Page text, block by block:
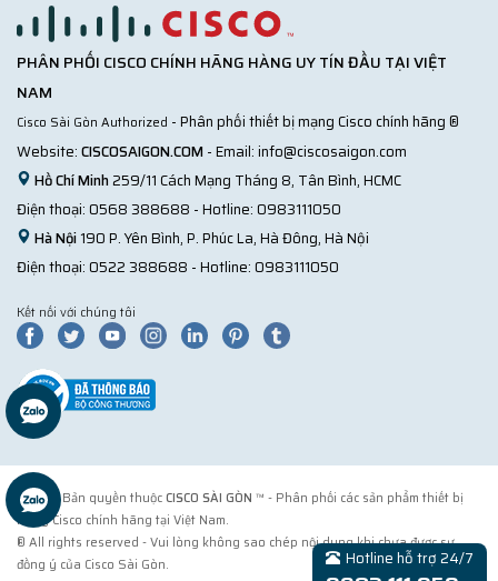
PHÂN PHỐI CISCO CHÍNH HÃNG HÀNG UY TÍN ĐẦU TẠI VIỆT
NAM
Cisco Sài Gòn Authorized - Phân phối thiết bị mạng Cisco chính hãng ®
Website:CISCOSAIGON.COM - Email:info@ciscosaigon.com
Hồ Chí Minh259/11 Cách Mạng Tháng 8, Tân Bình, HCMC
Điện thoại:0568 388688 - Hotline:0983111050
Hà Nội190 P. Yên Bình, P. Phúc La, Hà Đông, Hà Nội
Điện thoại:0522 388688 - Hotline:0983111050
Kết nối với chúng tôi
© 2018 Bản quyền thuộcCISCO SÀI GÒN ™ - Phân phối các sản phẩm thiết bị
mạng Cisco chính hãng tại Việt Nam.
® All rights reserved - Vui lòng không sao chép nội dung khi chưa được sự
đồng ý của Cisco Sài Gòn.
Hotline hỗ trợ 24/7